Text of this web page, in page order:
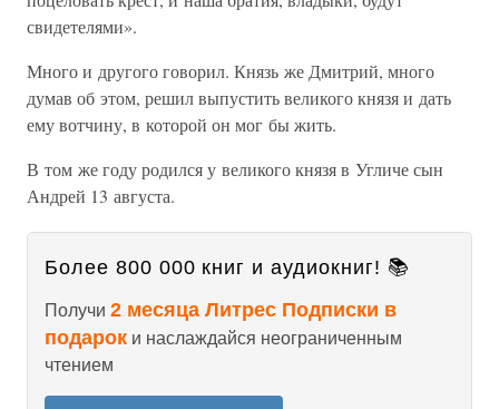
свидетелями».
Много и другого говорил. Князь же Дмитрий, много
думав об этом, решил выпустить великого князя и дать
ему вотчину, в которой он мог бы жить.
В том же году родился у великого князя в Угличе сын
Андрей 13 августа.
Более 800 000 книг и аудиокниг! 📚
Получи 2 месяца Литрес Подписки в
подарок и наслаждайся неограниченным
чтением